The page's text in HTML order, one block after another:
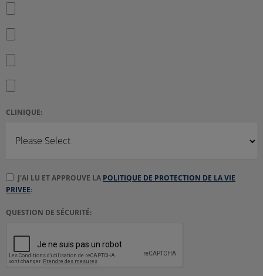
CLINIQUE:
J'AI LU ET APPROUVE LA POLITIQUE DE PROTECTION DE LA VIE
PRIVEE:
QUESTION DE SÉCURITÉ: